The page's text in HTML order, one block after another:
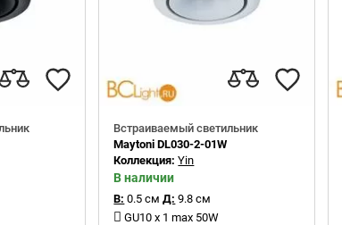
Встраиваемый светильник
Maytoni DL030-2-01W
Коллекция:Yin
В наличии
В: 0.5 см Д: 9.8 см
GU10 x 1 max 50W